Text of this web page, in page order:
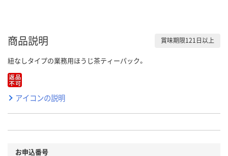
商品説明 賞味期限121日以上
紐なしタイプの業務用ほうじ茶ティーパック。
アイコンの説明
お申込番号